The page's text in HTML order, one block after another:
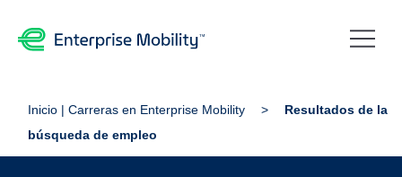
Inicio | Carreras en Enterprise Mobility
Resultados de la
búsqueda de empleo